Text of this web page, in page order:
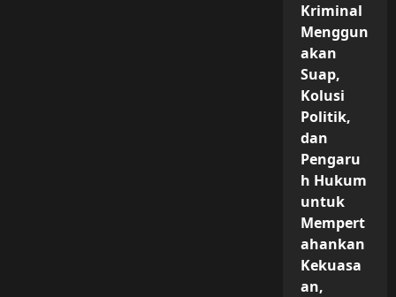
Kriminal
Menggun
akan
Suap,
Kolusi
Politik,
dan
Pengaru
h Hukum
untuk
Mempert
ahankan
Kekuasa
an,